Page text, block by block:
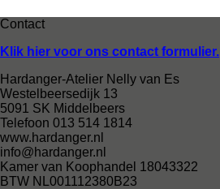
Contact
Klik hier voor ons contact formulier.
Hardanger-Atelier Nelly van Es
Westelbeersedijk 13
5091 SK Middelbeers
Telefoon 013 514 1814
www.hardanger.nl
info@hardanger.nl
Kamer van Koophandel 18043322
BTW NL001112380B23